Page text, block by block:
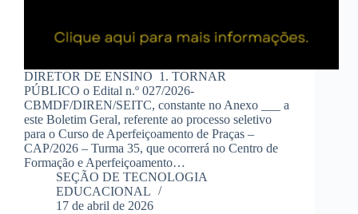
DIRETOR DE ENSINO 1. TORNAR
PÚBLICO o Edital n.º 027/2026-
CBMDF/DIREN/SEITC, constante no Anexo ___ a
este Boletim Geral, referente ao processo seletivo
para o Curso de Aperfeiçoamento de Praças –
CAP/2026 – Turma 35, que ocorrerá no Centro de
Formação e Aperfeiçoamento…
SEÇÃO DE TECNOLOGIA
EDUCACIONAL
17 de abril de 2026